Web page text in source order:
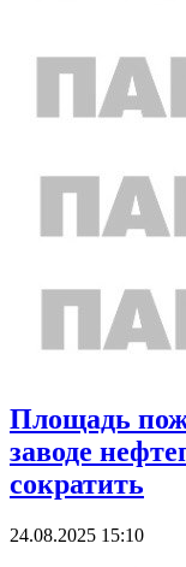
Площадь
заводе
сократить
24.08.2025 15:10